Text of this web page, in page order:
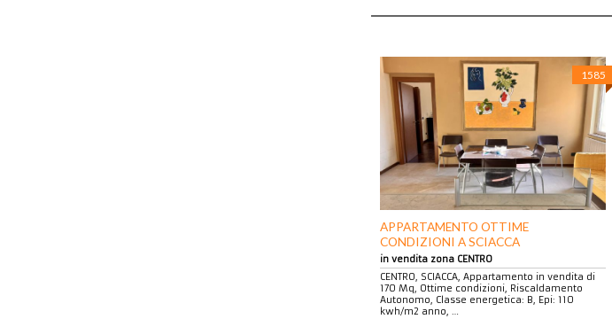
1585
APPARTAMENTO OTTIME
CONDIZIONI A SCIACCA
in vendita zona CENTRO
CENTRO, SCIACCA, Appartamento in vendita di
170 Mq, Ottime condizioni, Riscaldamento
Autonomo, Classe energetica: B, Epi: 110
kwh/m2 anno, …